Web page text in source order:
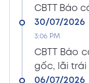
CBTT Báo
30/07/2026
3:06 PM
CBTT Báo
gốc, lãi trái
06/07/2026